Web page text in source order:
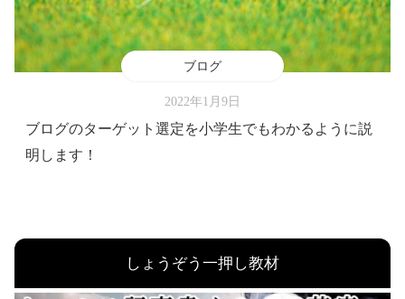
ブログ
2022年1月9日
ブログのターゲット選定を小学生でもわかるように説
明します！
しょうぞう一押し教材